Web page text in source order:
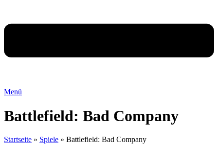
Menü
Battlefield: Bad Company
Startseite » Spiele » Battlefield: Bad Company